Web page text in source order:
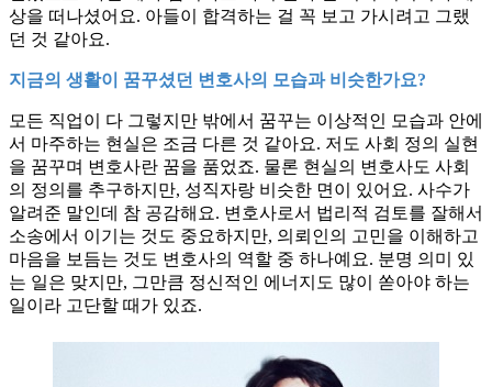
상을 떠나셨어요. 아들이 합격하는 걸 꼭 보고 가시려고 그랬
던 것 같아요.
지금의 생활이 꿈꾸셨던 변호사의 모습과 비슷한가요?
모든 직업이 다 그렇지만 밖에서 꿈꾸는 이상적인 모습과 안에
서 마주하는 현실은 조금 다른 것 같아요. 저도 사회 정의 실현
을 꿈꾸며 변호사란 꿈을 품었죠. 물론 현실의 변호사도 사회
의 정의를 추구하지만, 성직자랑 비슷한 면이 있어요. 사수가
알려준 말인데 참 공감해요. 변호사로서 법리적 검토를 잘해서
소송에서 이기는 것도 중요하지만, 의뢰인의 고민을 이해하고
마음을 보듬는 것도 변호사의 역할 중 하나예요. 분명 의미 있
는 일은 맞지만, 그만큼 정신적인 에너지도 많이 쏟아야 하는
일이라 고단할 때가 있죠.